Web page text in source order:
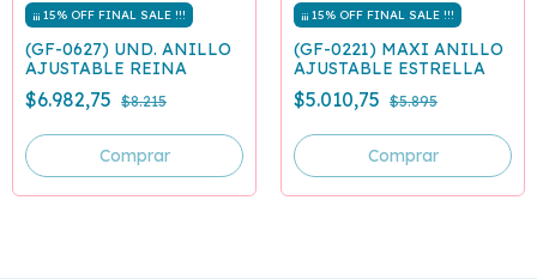
¡¡¡ 15% OFF FINAL SALE !!!
(GF-0627) UND. ANILLO
AJUSTABLE REINA
$6.982,75 $8.215
¡¡¡ 15% OFF FINAL SALE !!!
(GF-0221) MAXI ANILLO
AJUSTABLE ESTRELLA
$5.010,75 $5.895